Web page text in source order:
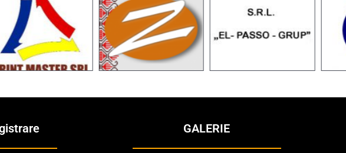
GALERIE